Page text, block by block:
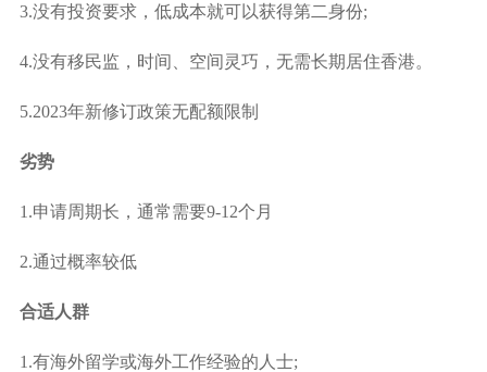
3.没有投资要求，低成本就可以获得第二身份;
4.没有移民监，时间、空间灵巧，无需长期居住香港。
5.2023年新修订政策无配额限制
劣势
1.申请周期长，通常需要9-12个月
2.通过概率较低
合适人群
1.有海外留学或海外工作经验的人士;